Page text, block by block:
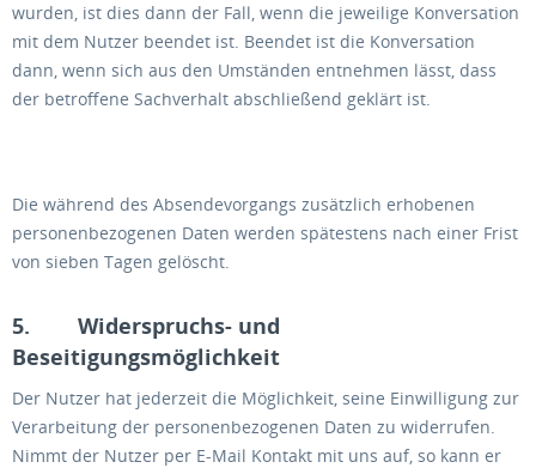
wurden, ist dies dann der Fall, wenn die jeweilige Konversation
mit dem Nutzer beendet ist. Beendet ist die Konversation
dann, wenn sich aus den Umständen entnehmen lässt, dass
der betroffene Sachverhalt abschließend geklärt ist.
Die während des Absendevorgangs zusätzlich erhobenen
personenbezogenen Daten werden spätestens nach einer Frist
von sieben Tagen gelöscht.
5. Widerspruchs- und
Beseitigungsmöglichkeit
Der Nutzer hat jederzeit die Möglichkeit, seine Einwilligung zur
Verarbeitung der personenbezogenen Daten zu widerrufen.
Nimmt der Nutzer per E-Mail Kontakt mit uns auf, so kann er